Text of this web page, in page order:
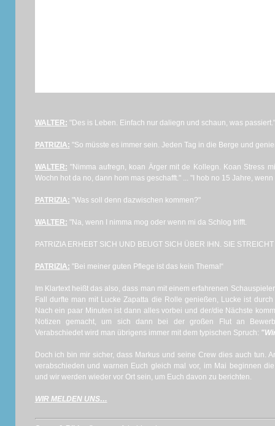
WALTER: "Des is Leben. Einfach nur daliegn und schaun, was passiert."
PATRIZIA: "So müsste es immer sein. Jeden Tag in die Berge und
WALTER: "Nimma aufregn, koan Ärger mit de Kollegn. Koan Stress
Wochn hot da no, dann hom mas geschafft." ... "I hob no 15 Jahre,
PATRIZIA: "Was soll denn dazwischen kommen?"
WALTER: "Na, wenn I nimma mog oder wenn mi da Schlog trifft.
PATRIZIA ERHEBT SICH UND BEUGT SICH ÜBER IHN. SIE
PATRIZIA: "Bei meiner guten Pflege ist das kein Thema!“
Im Klartext heißt das also, dass man mit einem erfahrenen
Fall durfte man mit Lucke Zapatta die Rolle genießen, Lucke ist
Nach ein paar Minuten ist dann alles vorbei und der/die Nächste
Notizen gemacht, um sich dann bei der großen Flut an
Verabschiedet wird man übrigens immer mit dem typischen Spruch:
Doch ich bin mir sicher, dass Markus und seine Crew dies auch tun.
verabschieden und warnen Euch gleich mal vor, im Mai beginnen
und wir werden wieder vor Ort sein, um Euch davon zu berichten.
WIR MELDEN UNS…